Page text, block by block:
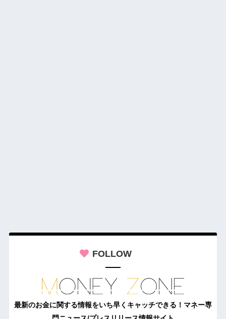
FOLLOW
最新のお金に関する情報をいち早くキャッチできる！マネー専